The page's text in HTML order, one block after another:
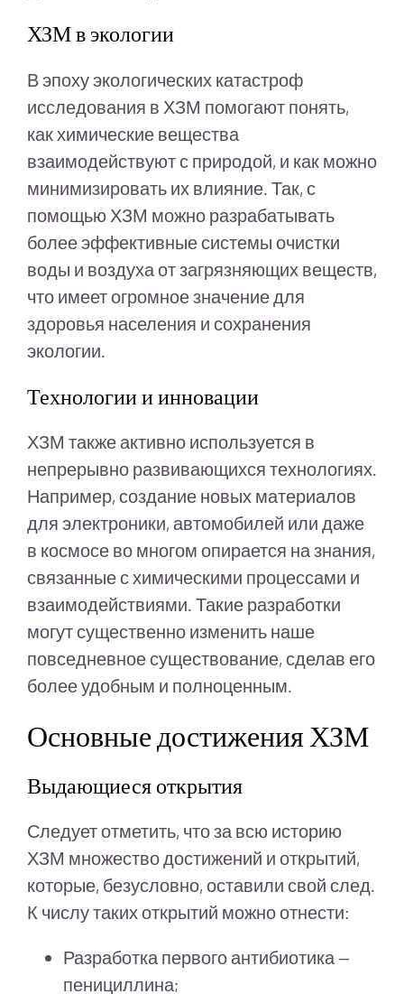
ХЗМ в экологии
В эпоху экологических катастроф
исследования в ХЗМ помогают понять,
как химические вещества
взаимодействуют с природой, и как можно
минимизировать их влияние. Так, с
помощью ХЗМ можно разрабатывать
более эффективные системы очистки
воды и воздуха от загрязняющих веществ,
что имеет огромное значение для
здоровья населения и сохранения
экологии.
Технологии и инновации
ХЗМ также активно используется в
непрерывно развивающихся технологиях.
Например, создание новых материалов
для электроники, автомобилей или даже
в космосе во многом опирается на знания,
связанные с химическими процессами и
взаимодействиями. Такие разработки
могут существенно изменить наше
повседневное существование, сделав его
более удобным и полноценным.
Основные достижения ХЗМ
Выдающиеся открытия
Следует отметить, что за всю историю
ХЗМ множество достижений и открытий,
которые, безусловно, оставили свой след.
К числу таких открытий можно отнести:
Разработка первого антибиотика —
пенициллина;